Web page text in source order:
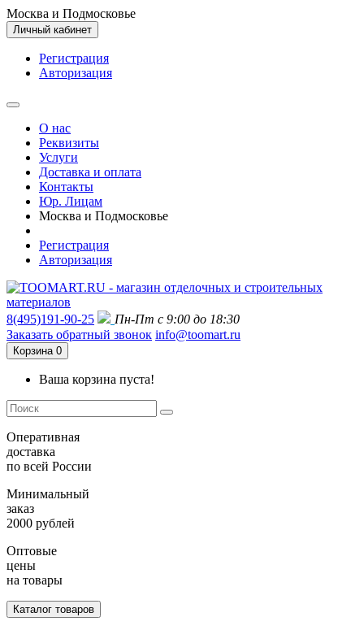
Москва и Подмосковье
Личный кабинет
Регистрация
Авторизация
О нас
Реквизиты
Услуги
Доставка и оплата
Контакты
Юр. Лицам
Москва и Подмосковье
Регистрация
Авторизация
8(495)191-90-25
Пн-Пт с 9:00 до 18:30
Заказать обратный звонок info@toomart.ru
Корзина 0
Ваша корзина пуста!
Оперативная
доставка
по всей России
Минимальный
заказ
2000 рублей
Оптовые
цены
на товары
Каталог товаров